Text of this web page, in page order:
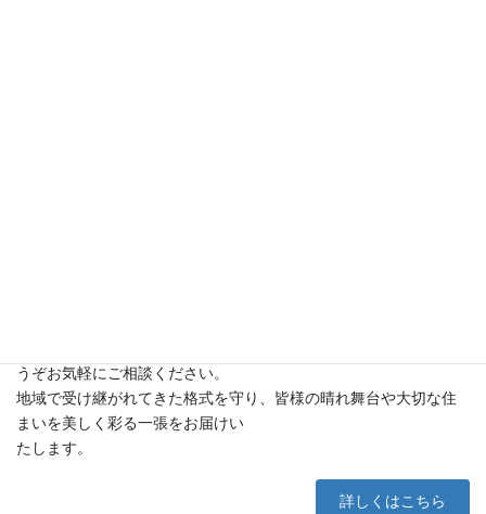
うぞお気軽にご相談ください。
地域で受け継がれてきた格式を守り、皆様の晴れ舞台や大切な住
まいを美しく彩る一張をお届けい
たします。
詳しくはこちら